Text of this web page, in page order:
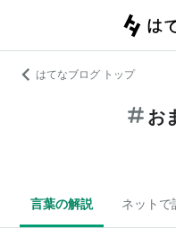
はてなブログ トップ
お
言葉の解説 ネットで